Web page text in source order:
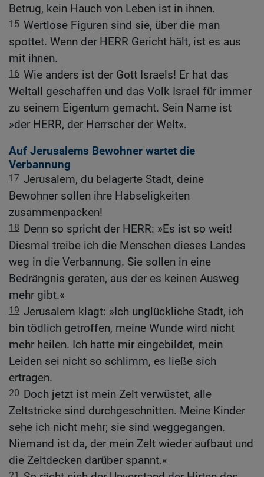
Betrug, kein Hauch von Leben ist in ihnen.
15 Wertlose Figuren sind sie, über die man
spottet. Wenn der HERR Gericht hält, ist es aus
mit ihnen.
16 Wie anders ist der Gott Israels! Er hat das
Weltall geschaffen und das Volk Israel für immer
zu seinem Eigentum gemacht. Sein Name ist
»der HERR, der Herrscher der Welt«.
Auf Jerusalems Bewohner wartet die
Verbannung
17 Jerusalem, du belagerte Stadt, deine
Bewohner sollen ihre Habseligkeiten
zusammenpacken!
18 Denn so spricht der HERR: »Es ist so weit!
Diesmal treibe ich die Menschen dieses Landes
weg in die Verbannung. Sie sollen in eine
Bedrängnis geraten, aus der es keinen Ausweg
mehr gibt.«
19 Jerusalem klagt: »Ich unglückliche Stadt, ich
bin tödlich getroffen, meine Wunde wird nicht
mehr heilen. Ich hatte mir eingebildet, mein
Leiden sei nicht so schlimm, es ließe sich
ertragen.
20 Doch jetzt ist mein Zelt verwüstet, alle
Zeltstricke sind durchgeschnitten. Meine Kinder
sehe ich nicht mehr; sie sind weggegangen.
Niemand ist da, der mein Zelt wieder aufbaut und
die Zeltdecken darüber spannt.«